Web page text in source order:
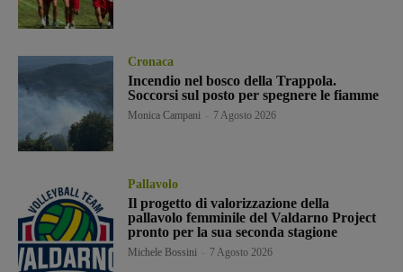
Cronaca
Incendio nel bosco della Trappola.
Soccorsi sul posto per spegnere le fiamme
Monica Campani 7 Agosto 2026
Pallavolo
Il progetto di valorizzazione della
pallavolo femminile del Valdarno Project
pronto per la sua seconda stagione
Michele Bossini 7 Agosto 2026